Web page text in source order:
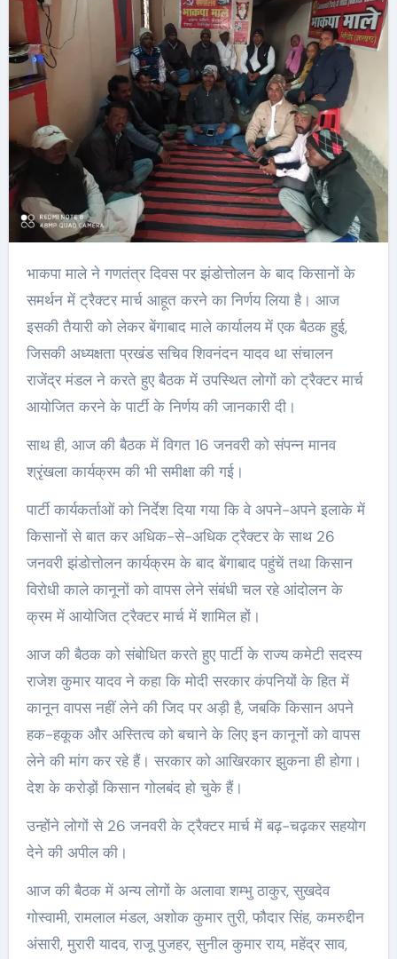
भाकपा माले ने गणतंत्र दिवस पर झंडोत्तोलन के बाद किसानों के
समर्थन में ट्रैक्टर मार्च आहूत करने का निर्णय लिया है। आज
इसकी तैयारी को लेकर बेंगाबाद माले कार्यालय में एक बैठक हुई,
जिसकी अध्यक्षता प्रखंड सचिव शिवनंदन यादव था संचालन
राजेंद्र मंडल ने करते हुए बैठक में उपस्थित लोगों को ट्रैक्टर मार्च
आयोजित करने के पार्टी के निर्णय की जानकारी दी।
साथ ही, आज की बैठक में विगत 16 जनवरी को संपन्न मानव
श्रृंखला कार्यक्रम की भी समीक्षा की गई।
पार्टी कार्यकर्ताओं को निर्देश दिया गया कि वे अपने-अपने इलाके में
किसानों से बात कर अधिक-से-अधिक ट्रैक्टर के साथ 26
जनवरी झंडोत्तोलन कार्यक्रम के बाद बेंगाबाद पहुंचें तथा किसान
विरोधी काले कानूनों को वापस लेने संबंधी चल रहे आंदोलन के
क्रम में आयोजित ट्रैक्टर मार्च में शामिल हों।
आज की बैठक को संबोधित करते हुए पार्टी के राज्य कमेटी सदस्य
राजेश कुमार यादव ने कहा कि मोदी सरकार कंपनियों के हित में
कानून वापस नहीं लेने की जिद पर अड़ी है, जबकि किसान अपने
हक-हकूक और अस्तित्व को बचाने के लिए इन कानूनों को वापस
लेने की मांग कर रहे हैं। सरकार को आखिरकार झुकना ही होगा।
देश के करोड़ों किसान गोलबंद हो चुके हैं।
उन्होंने लोगों से 26 जनवरी के ट्रैक्टर मार्च में बढ़-चढ़कर सहयोग
देने की अपील की।
आज की बैठक में अन्य लोगों के अलावा शम्भु ठाकुर, सुखदेव
गोस्वामी, रामलाल मंडल, अशोक कुमार तुरी, फौदार सिंह, कमरुद्दीन
अंसारी, मुरारी यादव, राजू पुजहर, सुनील कुमार राय, महेंद्र साव,